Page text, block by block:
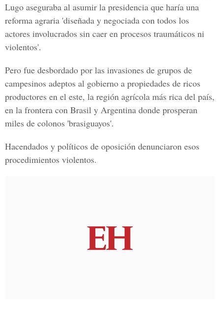
Lugo aseguraba al asumir la presidencia que haría una
reforma agraria 'diseñada y negociada con todos los
actores involucrados sin caer en procesos traumáticos ni
violentos'.
Pero fue desbordado por las invasiones de grupos de
campesinos adeptos al gobierno a propiedades de ricos
productores en el este, la región agrícola más rica del país,
en la frontera con Brasil y Argentina donde prosperan
miles de colonos 'brasiguayos'.
Hacendados y políticos de oposición denunciaron esos
procedimientos violentos.